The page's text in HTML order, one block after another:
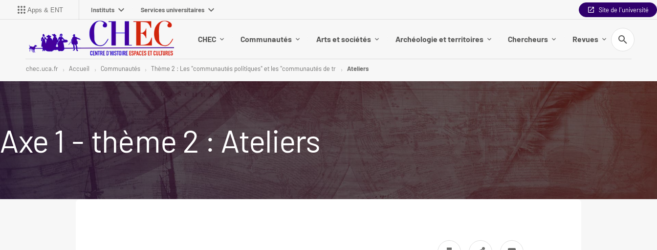
Apps & ENT Instituts Services universitaires Site de l'université
CHEC Communautés Arts et sociétés Archéologie et territoires Chercheurs Revues
Recherche
chec.uca.fr Accueil Communautés Thème 2 : Les "communautés politiques" et les "communautés de tr Ateliers
Axe 1 - thème 2 : Ateliers